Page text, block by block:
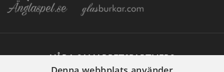
VÅRA SAMARBETSPARTNERS